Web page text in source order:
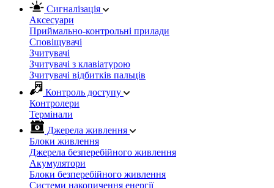
Сигналізація
Аксесуари
Приймально-контрольні прилади
Сповіщувачі
Зчитувачі
Зчитувачі з клавіатурою
Зчитувачі відбитків пальців
Контроль доступу
Контролери
Термінали
Джерела живлення
Блоки живлення
Джерела безперебійного живлення
Акумулятори
Блоки безперебійного живлення
Системи накопичення енергії